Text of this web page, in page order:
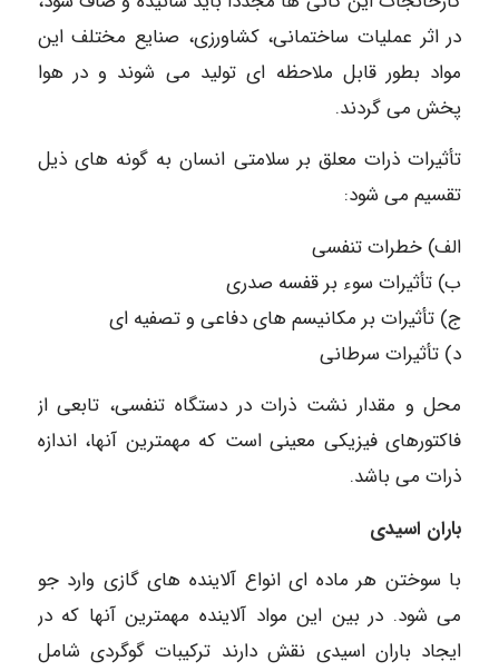
در اثر عملیات ساختمانی، کشاورزی، صنایع مختلف این
مواد بطور قابل ملاحظه ای تولید می شوند و در هوا
پخش می گردند.
تأثیرات ذرات معلق بر سلامتی انسان به گونه های ذیل
تقسیم می شود:
الف) خطرات تنفسی
ب) تأثیرات سوء بر قفسه صدری
ج) تأثیرات بر مکانیسم های دفاعی و تصفیه ای
د) تأثیرات سرطانی
محل و مقدار نشت ذرات در دستگاه تنفسی، تابعی از
فاکتورهای فیزیکی معینی است که مهمترین آنها، اندازه
ذرات می باشد.
باران اسیدی
با سوختن هر ماده ای انواع آلاینده های گازی وارد جو
می شود. در بین این مواد آلاینده مهمترین آنها که در
ایجاد باران اسیدی نقش دارند ترکیبات گوگردی شامل